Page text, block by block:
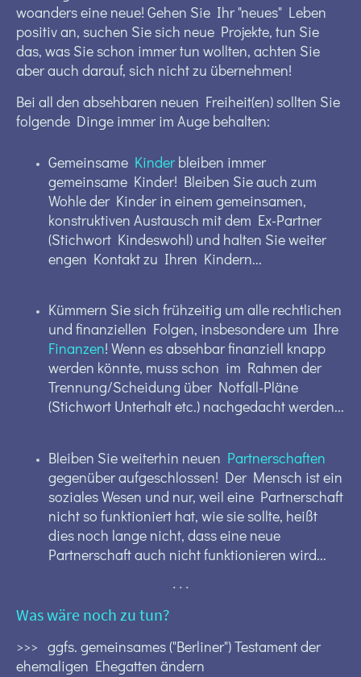
woanders eine neue! Gehen Sie Ihr "neues" Leben
positiv an, suchen Sie sich neue Projekte, tun Sie
das, was Sie schon immer tun wollten, achten Sie
aber auch darauf, sich nicht zu übernehmen!
Bei all den absehbaren neuen Freiheit(en) sollten Sie
folgende Dinge immer im Auge behalten:
Gemeinsame Kinder bleiben immer
gemeinsame Kinder! Bleiben Sie auch zum
Wohle der Kinder in einem gemeinsamen,
konstruktiven Austausch mit dem Ex-Partner
(Stichwort Kindeswohl) und halten Sie weiter
engen Kontakt zu Ihren Kindern...
Kümmern Sie sich frühzeitig um alle rechtlichen
und finanziellen Folgen, insbesondere um Ihre
Finanzen! Wenn es absehbar finanziell knapp
werden könnte, muss schon im Rahmen der
Trennung/Scheidung über Notfall-Pläne
(Stichwort Unterhalt etc.) nachgedacht werden...
Bleiben Sie weiterhin neuen Partnerschaften
gegenüber aufgeschlossen! Der Mensch ist ein
soziales Wesen und nur, weil eine Partnerschaft
nicht so funktioniert hat, wie sie sollte, heißt
dies noch lange nicht, dass eine neue
Partnerschaft auch nicht funktionieren wird...
. . .
Was wäre noch zu tun?
>>> ggfs. gemeinsames ("Berliner") Testament der
ehemaligen Ehegatten ändern